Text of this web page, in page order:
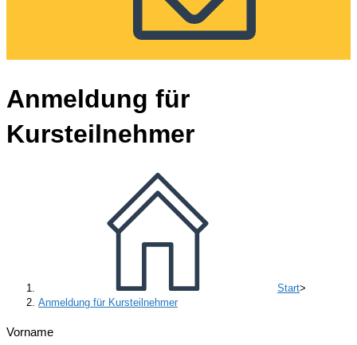
Anmeldung für
Kursteilnehmer
Start>
Anmeldung für Kursteilnehmer
Vorname